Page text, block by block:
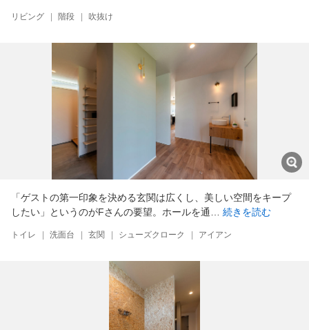
リビング 階段 吹抜け
「ゲストの第一印象を決める玄関は広くし、美しい空間をキープ
したい」というのがFさんの要望。ホールを通… 続きを読む
トイレ 洗面台 玄関 シューズクローク アイアン